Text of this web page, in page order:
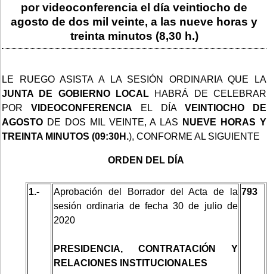
por videoconferencia el día veintiocho de
agosto de dos mil veinte, a las nueve horas y
treinta minutos (8,30 h.)
LE RUEGO ASISTA A LA SESIÓN ORDINARIA QUE LA
JUNTA DE GOBIERNO LOCAL HABRÁ DE CELEBRAR
PORVIDEOCONFERENCIA EL DÍA VEINTIOCHO DE
AGOSTO DE DOS MIL VEINTE, A LAS NUEVE HORAS Y
TREINTA MINUTOS (09:30H.), CONFORME AL SIGUIENTE
ORDEN DEL DÍA
1.-
Aprobación del Borrador del Acta de la
sesión ordinaria de fecha 30 de julio de
2020
PRESIDENCIA, CONTRATACIÓN Y
RELACIONES INSTITUCIONALES
793